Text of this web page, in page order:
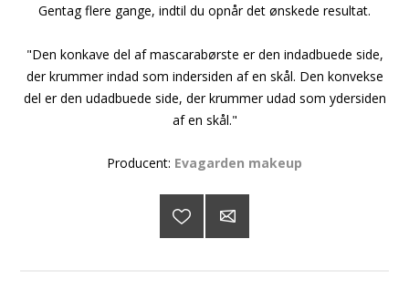
Gentag flere gange, indtil du opnår det ønskede resultat.
"Den konkave del af mascarabørste er den indadbuede side,
der krummer indad som indersiden af en skål. Den konvekse
del er den udadbuede side, der krummer udad som ydersiden
af en skål."
Producent: Evagarden makeup